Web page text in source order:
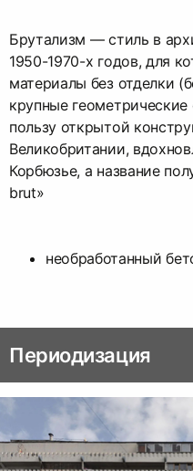
Брутализм — стиль в
1950-1970-х годов, для
материалы без отделки
крупные
пользу открытой
Великобритании,
Корбюзье, а название
brut»
необработанный
Периодизация